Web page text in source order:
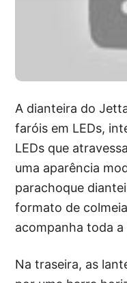
A dianteira do
faróis em LEDs,
LEDs que
uma aparência
parachoque
formato de
acompanha toda a
Na traseira, as